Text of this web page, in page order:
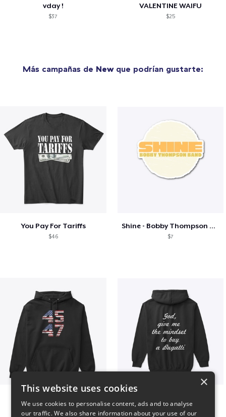
vday !
$37
VALENTINE WAIFU
$25
Más campañas de Newque podrían gustarte:
You Pay For Tariffs
$46
Shine - Bobby Thompson Band Merch
$7
×
This website uses cookies
We use cookies to personalise content, ads and to analyse
our traffic. We also share information about your use of our